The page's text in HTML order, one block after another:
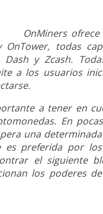
OnMiners
todas
y Zcash.
a los usuarios
a tener en
En
una
es preferida por
el siguiente
los poderes